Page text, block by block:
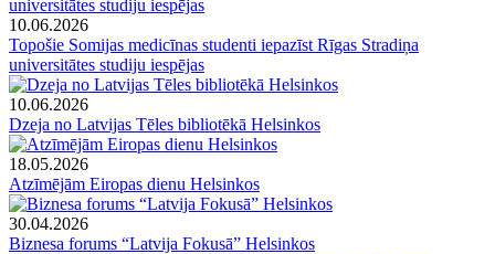
10.06.2026
Topošie Somijas medicīnas studenti iepazīst Rīgas Stradiņa
universitātes studiju iespējas
10.06.2026
Dzeja no Latvijas Tēles bibliotēkā Helsinkos
18.05.2026
Atzīmējām Eiropas dienu Helsinkos
30.04.2026
Biznesa forums “Latvija Fokusā” Helsinkos